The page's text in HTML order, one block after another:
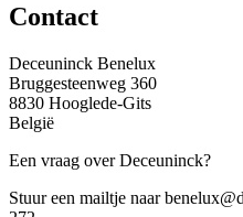
Contact
Deceuninck Benelux
Bruggesteenweg 360
8830 Hooglede-Gits
België
Een vraag over Deceuninck?
Stuur een mailtje naar